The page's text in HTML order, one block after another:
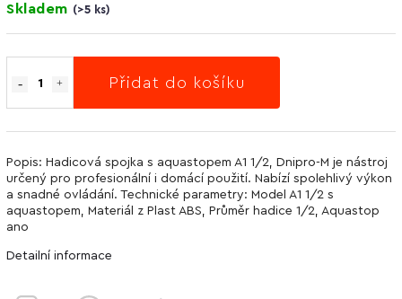
Skladem (>5 ks)
Přidat do košíku
Popis: Hadicová spojka s aquastopem A1 1/2, Dnipro-M je nástroj
určený pro profesionální i domácí použití. Nabízí spolehlivý výkon
a snadné ovládání. Technické parametry: Model A1 1/2 s
aquastopem, Materiál z Plast ABS, Průměr hadice 1/2, Aquastop
ano
Detailní informace